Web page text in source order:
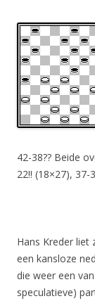
42-38?? Beide
22!! (18×27), 37-
Hans Kreder liet
een kansloze
die weer een
speculatieve)